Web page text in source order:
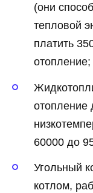
(они
тепловой
платить
отопление;
отопление
60000 до
Угольный
котлом,